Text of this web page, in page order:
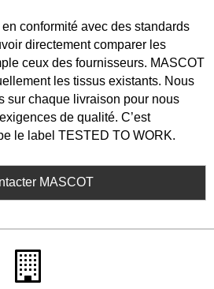
conformité avec des standards
directement comparer les
ceux des fournisseurs. MASCOT
les tissus existants. Nous
sur chaque livraison pour nous
de qualité. C’est
le label TESTED TO WORK.
MASCOT